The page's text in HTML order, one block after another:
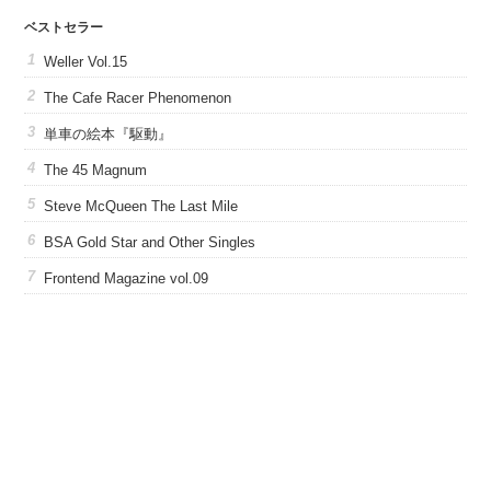
ベストセラー
Weller Vol.15
The Cafe Racer Phenomenon
単車の絵本『駆動』
The 45 Magnum
Steve McQueen The Last Mile
BSA Gold Star and Other Singles
Frontend Magazine vol.09